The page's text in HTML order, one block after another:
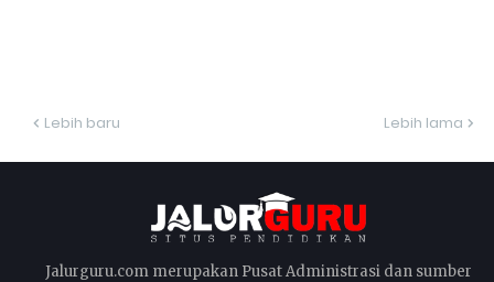
Lebih baru Lebih lama
Jalurguru.com merupakan Pusat Administrasi dan sumber